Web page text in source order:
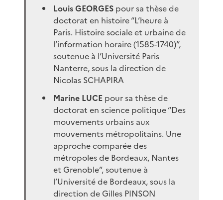
Louis GEORGES pour sa thèse de
doctorat en histoire “L’heure à
Paris. Histoire sociale et urbaine de
l’information horaire (1585-1740)”,
soutenue à l’Université Paris
Nanterre, sous la direction de
Nicolas SCHAPIRA
Marine LUCE pour sa thèse de
doctorat en science politique “Des
mouvements urbains aux
mouvements métropolitains. Une
approche comparée des
métropoles de Bordeaux, Nantes
et Grenoble”, soutenue à
l’Université de Bordeaux, sous la
direction de Gilles PINSON